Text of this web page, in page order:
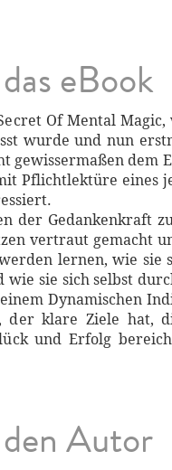
eBook
Of Mental Magic,
wurde und nun
gewissermaßen dem
Pflichtlektüre eines
der Gedankenkraft
vertraut gemacht
lernen, wie sie
wie sie sich selbst
Dynamischen
klare Ziele hat,
und Erfolg
Autor